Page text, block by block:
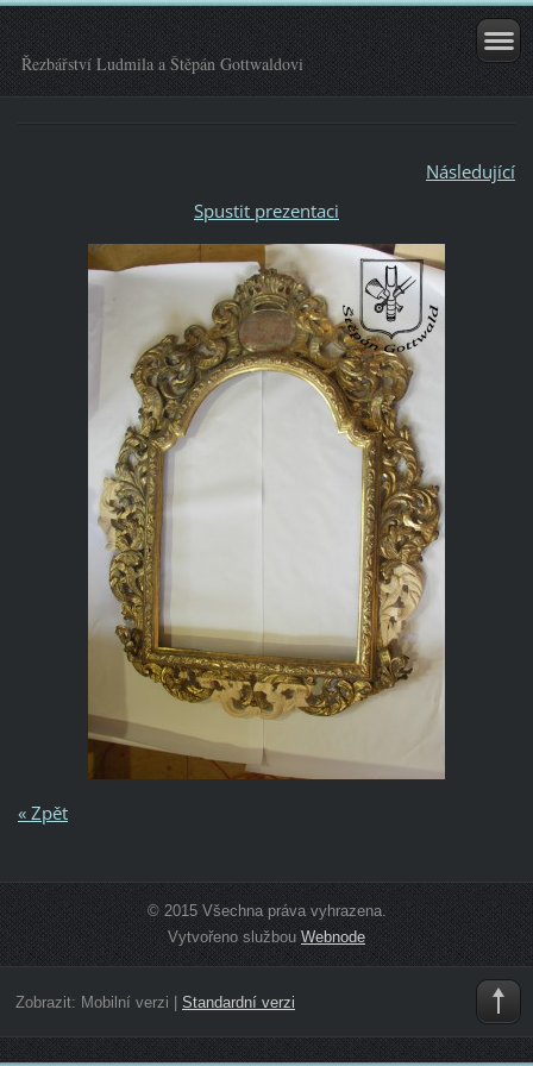
Řezbářství Ludmila a Štěpán Gottwaldovi
Následující
Spustit prezentaci
« Zpět
© 2015 Všechna práva vyhrazena.
Vytvořeno službouWebnode
Zobrazit: Mobilní verzi Standardní verzi